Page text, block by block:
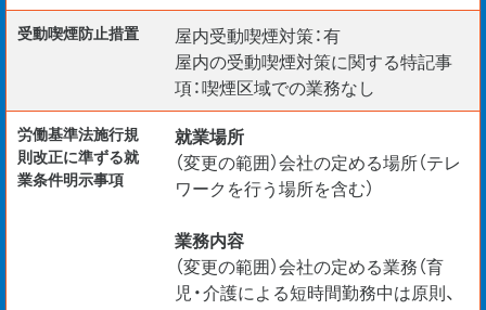
受動喫煙防⽌措置
屋内受動喫煙対策：有
屋内の受動喫煙対策に関する特記事
項：喫煙区域での業務なし
労働基準法施行規
則改正に準ずる就
業条件明示事項
就業場所
（変更の範囲）会社の定める場所（テレ
ワークを行う場所を含む）
業務内容
（変更の範囲）会社の定める業務（育
児・介護による短時間勤務中は原則、